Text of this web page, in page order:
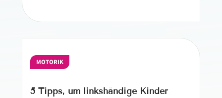
MOTORIK
5 Tipps, um linkshändige Kinder